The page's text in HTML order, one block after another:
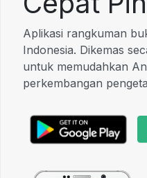
Aplikasi rangkuman
Indonesia. Dikemas
untuk memudahkan
perkembangan